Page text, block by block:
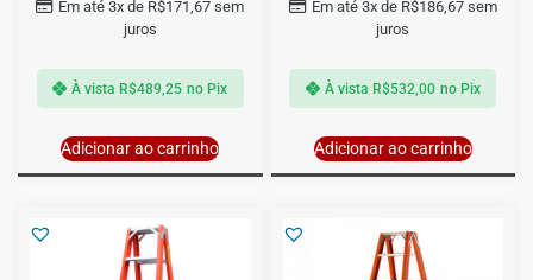
Em até 3x de R$171,67 sem
juros
À vista R$489,25 no Pix
Adicionar ao carrinho
Em até 3x de R$186,67sem
juros
À vista R$532,00 no Pix
Adicionar ao carrinho